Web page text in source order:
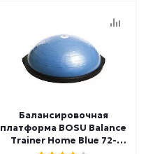
Балансировочная
платформа BOSU Balance
Trainer Home Blue 72-